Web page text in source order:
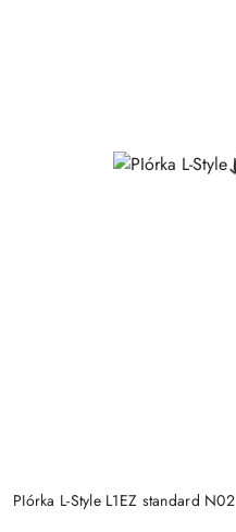
PIórka L-Style L1EZ standard N02